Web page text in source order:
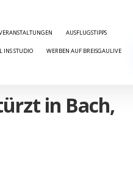
AUSFLUGSTIPPS
INS STUDIO WERBEN AUF BREISGAULIVE
in Bach,